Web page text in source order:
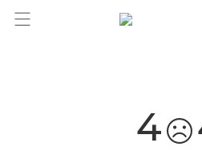
você merece 30% OFF pra
4